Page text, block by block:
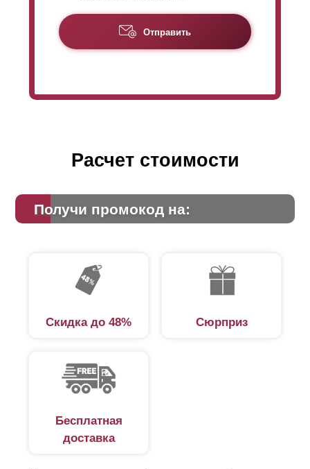
Отправить
Расчет стоимости
Получи промокод на:
Скидка до 48% Сюрприз
Бесплатная
доставка